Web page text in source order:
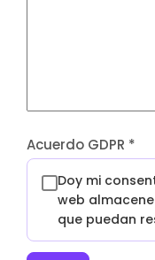
Acuerdo GDPR *
Doy mi
web
que puedan